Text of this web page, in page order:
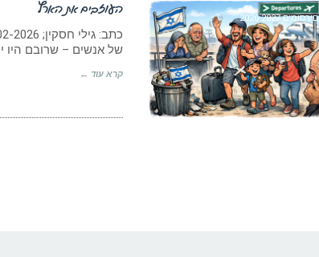
םירסומים 2026-2027
העוזבים את הארץ
של אנשים – שרובם היו
קרא עוד ←